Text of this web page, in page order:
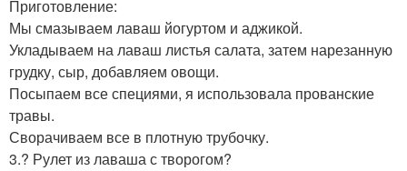
Приготовление:
Мы смазываем лаваш йогуртом и аджикой.
Укладываем на лаваш листья салата, затем нарезанную
грудку, сыр, добавляем овощи.
Посыпаем все специями, я использовала прованские
травы.
Сворачиваем все в плотную трубочку.
3.? Рулет из лаваша с творогом?